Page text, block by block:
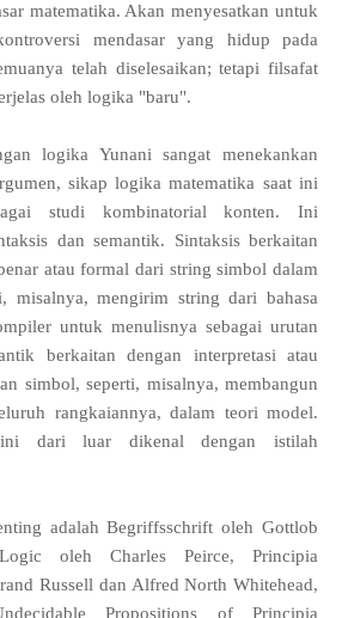
matematika. Akan menyesatkan untuk
mendasar yang hidup pada
telah diselesaikan; tetapi filsafat
oleh logika "baru".
logika Yunani sangat menekankan
sikap logika matematika saat ini
studi kombinatorial konten. Ini
dan semantik. Sintaksis berkaitan
atau formal dari string simbol dalam
misalnya, mengirim string dari bahasa
untuk menulisnya sebagai urutan
berkaitan dengan interpretasi atau
simbol, seperti, misalnya, membangun
rangkaiannya, dalam teori model.
ini dari luar dikenal dengan istilah
adalah Begriffsschrift oleh Gottlob
oleh Charles Peirce, Principia
Russell dan Alfred North Whitehead,
Propositions of Principia